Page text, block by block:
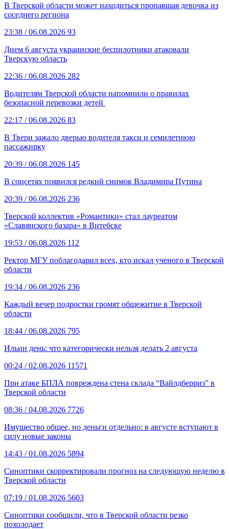
В Тверской области может находиться пропавшая девочка из
соседнего региона
23:38 / 06.08.2026 93
Днем 6 августа украинские беспилотники атаковали
Тверскую область
22:36 / 06.08.2026 282
Водителям Тверской области напомнили о правилах
безопасной перевозки детей
22:17 / 06.08.2026 83
В Твери зажало дверью водителя такси и семилетнюю
пассажирку
20:39 / 06.08.2026 145
В соцсетях появился редкий снимок Владимира Путина
20:39 / 06.08.2026 236
Тверской коллектив «Романтики» стал лауреатом
«Славянского базара» в Витебске
19:53 / 06.08.2026 112
Ректор МГУ поблагодарил всех, кто искал ученого в Тверской
области
19:34 / 06.08.2026 236
Каждый вечер подростки громят общежитие в Тверской
области
18:44 / 06.08.2026 795
Ильин день: что категорически нельзя делать 2 августа
00:24 / 02.08.2026 11571
При атаке БПЛА повреждена стена склада “Вайлдберриз” в
Тверской области
08:36 / 04.08.2026 7726
Имущество общее, но деньги отдельно: в августе вступают в
силу новые законы
14:43 / 01.08.2026 5894
Синоптики скорректировали прогноз на следующую неделю в
Тверской области
07:19 / 01.08.2026 5603
Синоптики сообщили, что в Тверской области резко
похолодает